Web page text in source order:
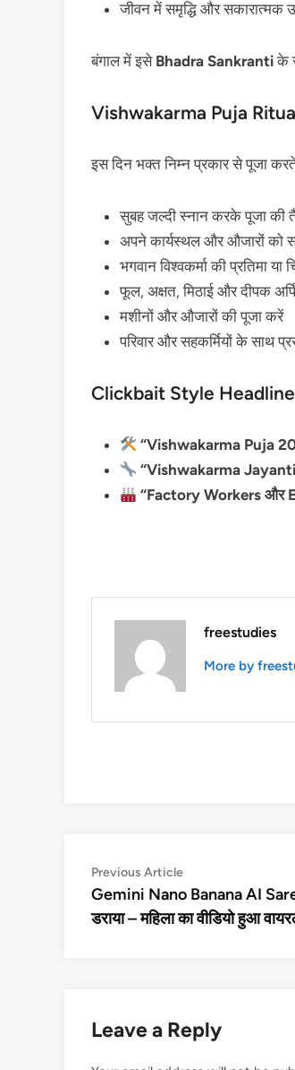
जीवन में समृद्धि और सकारात्मक
बंगाल में इसे Bhadra Sankrantiके
Vishwakarma Puja
इस दिन भक्त निम्न प्रकार से पूजा
सुबह जल्दी स्नान करके पूजा की
अपने कार्यस्थल और औजारों को
भगवान विश्वकर्मा की प्रतिमा या
फूल, अक्षत, मिठाई और दीपक
मशीनों और औजारों की पूजा करें
परिवार और सहकर्मियों के साथ
Clickbait Style
“Vishwakarma Puja
“Vishwakarma Jayanti
“Factory Workers और
freestudies
More by
Post
navigation
Previous ArticlePrevious
article:
Gemini Nano Banana AI
डराया – महिला का वीडियो हुआ
Leave a Reply